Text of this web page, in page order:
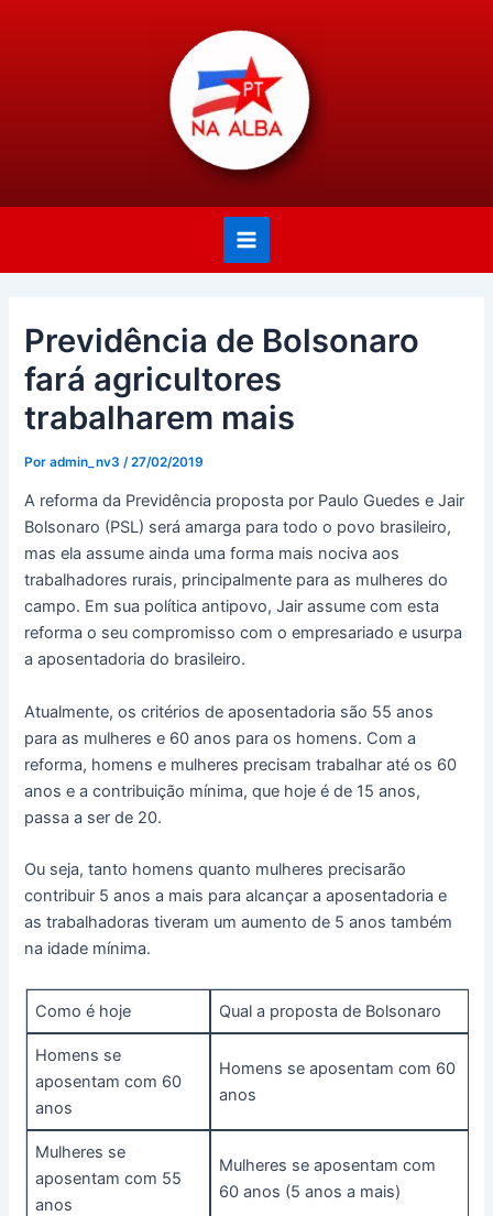
Menu
Previdência de Bolsonaro
fará agricultores
trabalharem mais
Poradmin_nv3/27/02/2019
A reforma da Previdência proposta por Paulo Guedes e Jair
Bolsonaro (PSL) será amarga para todo o povo brasileiro,
mas ela assume ainda uma forma mais nociva aos
trabalhadores rurais, principalmente para as mulheres do
campo. Em sua política antipovo, Jair assume com esta
reforma o seu compromisso com o empresariado e usurpa
a aposentadoria do brasileiro.
Atualmente, os critérios de aposentadoria são 55 anos
para as mulheres e 60 anos para os homens. Com a
reforma, homens e mulheres precisam trabalhar até os 60
anos e a contribuição mínima, que hoje é de 15 anos,
passa a ser de 20.
Ou seja, tanto homens quanto mulheres precisarão
contribuir 5 anos a mais para alcançar a aposentadoria e
as trabalhadoras tiveram um aumento de 5 anos também
na idade mínima.
Como é hoje Qual a proposta de Bolsonaro
Homens se
aposentam com 60
anos
Homens se aposentam com 60
anos
Mulheres se
aposentam com 55
anos
Mulheres se aposentam com
60 anos (5 anos a mais)